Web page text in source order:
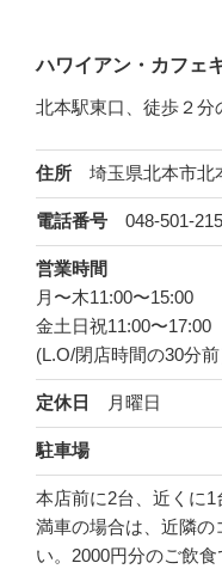
ハワイアン・カフェ
北本駅東口、徒歩２分
住所 埼玉県北本市北
電話番号 048-501-
営業時間
月〜木11:00〜15:00
金土日祝11:00〜17:00
(L.O/閉店時間の30分前
定休日 月曜日
駐車場
本店前に2台、近くに1
満車の場合は、近隣の
い。2000円分のご飲